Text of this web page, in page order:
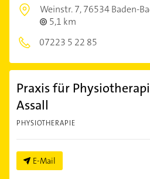
Weinstr. 7,76534 Baden-
5,1 km
07223 5 22 85
Praxis für
Assall
PHYSIOTHERAPIE
E-Mail